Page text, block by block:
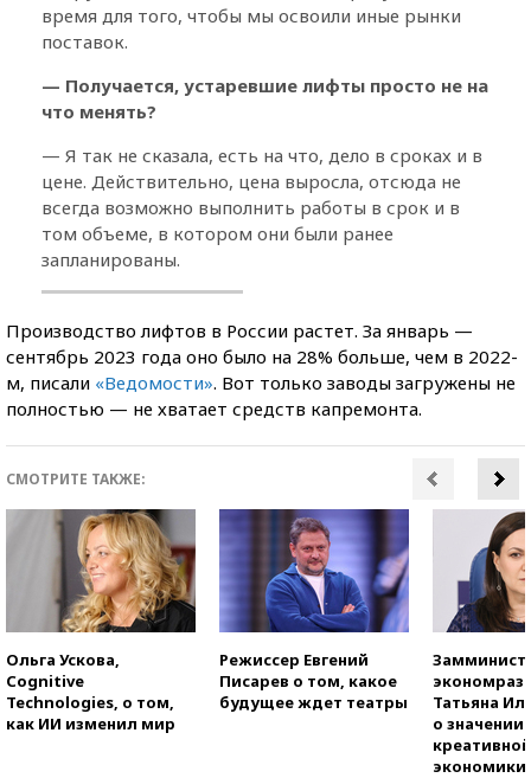
время для того, чтобы мы освоили иные рынки
поставок.
— Получается, устаревшие лифты просто не на
что менять?
— Я так не сказала, есть на что, дело в сроках и в
цене. Действительно, цена выросла, отсюда не
всегда возможно выполнить работы в срок и в
том объеме, в котором они были ранее
запланированы.
Производство лифтов в России растет. За январь —
сентябрь 2023 года оно было на 28% больше, чем в 2022-
м, писали «Ведомости». Вот только заводы загружены не
полностью — не хватает средств капремонта.
СМОТРИТЕ ТАКЖЕ:
Ольга Ускова,
Cognitive
Technologies, о том,
как ИИ изменил мир
Режиссер Евгений
Писарев о том, какое
будущее ждет театры
Татьяна
о значении
креативной
экономики